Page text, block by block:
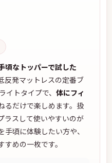
頃なトッパーで試した
反発マットレスの定番ブ
イトタイプで、 体にフィ
るだけで楽しめます。扱
ラスして使いやすいのが
頃に体験したい方や、
めの一枚です。